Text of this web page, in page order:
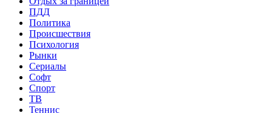
ПДД
Политика
Происшествия
Психология
Рынки
Сериалы
Софт
Спорт
ТВ
Теннис